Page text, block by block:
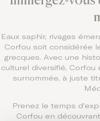
Eaux saphir, rivages
Corfou soit considérée
grecques. Avec une
culturel diversifié, Corfou
surnommée, à juste
Prenez le temps
Corfou en